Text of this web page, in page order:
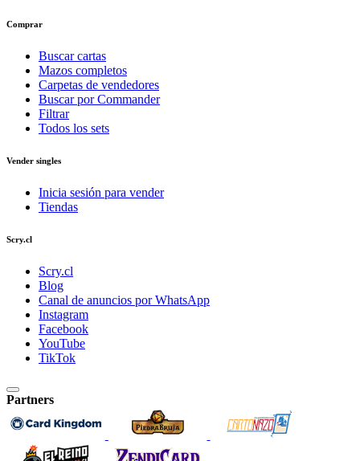
Comprar
Buscar cartas
Mazos completos
Carpetas de vendedores
Buscar por Commander
Filtrar
Todos los sets
Vender singles
Inicia sesión para vender
Tiendas
Scry.cl
Scry.cl
Blog
Canal de anuncios por WhatsApp
Instagram
Facebook
YouTube
TikTok
Partners